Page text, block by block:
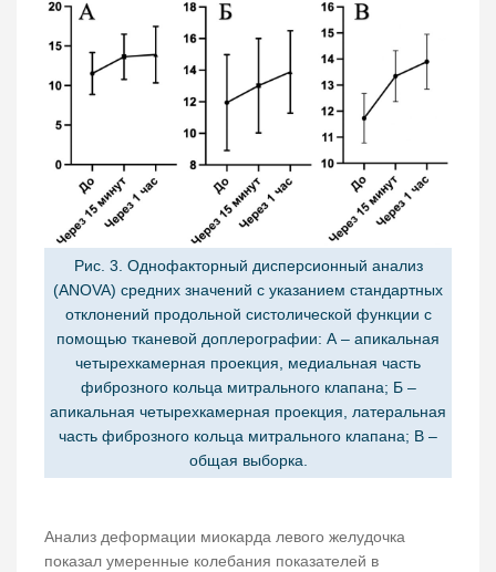
Рис. 3. Однофакторный дисперсионный анализ
(ANOVA) средних значений с указанием стандартных
отклонений продольной систолической функции с
помощью тканевой доплерографии: А – апикальная
четырехкамерная проекция, медиальная часть
фиброзного кольца митрального клапана; Б –
апикальная четырехкамерная проекция, латеральная
часть фиброзного кольца митрального клапана; В –
общая выборка.
Анализ деформации миокарда левого желудочка
показал умеренные колебания показателей в